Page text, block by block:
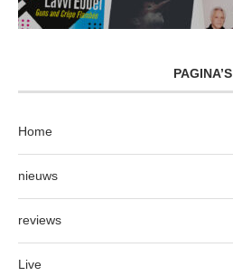
PAGINA’S
Home
nieuws
reviews
Live